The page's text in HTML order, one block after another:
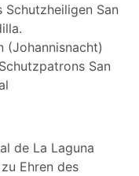
Schutzheiligen San
(Johannisnacht)
San
de La Laguna
Ehren des